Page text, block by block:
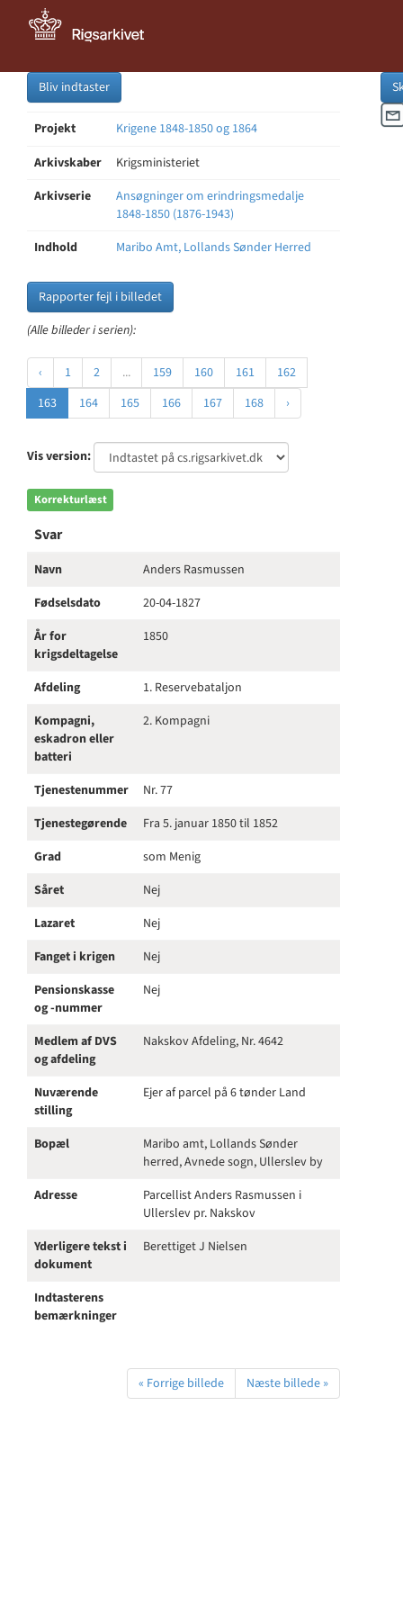
Bliv indtaster
Projekt
Krigene 1848-1850 og 1864
Arkivskaber
Krigsministeriet
Arkivserie
Ansøgninger om erindringsmedalje
1848-1850 (1876-1943)
Indhold
Maribo Amt, Lollands Sønder Herred
Rapporter fejl i billedet
(Alle billeder i serien):
‹ 1 2 ... 159 160 161
162
163
164 165 166 167 168 ›
Vis version:
Korrekturlæst
Svar
Navn
Anders Rasmussen
Fødselsdato
20-04-1827
År for
krigsdeltagelse
1850
Afdeling
1. Reservebataljon
Kompagni,
eskadron eller
batteri
2. Kompagni
Tjenestenummer
Nr. 77
Tjenestegørende
Fra 5. januar 1850 til 1852
Grad
som Menig
Såret
Nej
Lazaret
Nej
Fanget i krigen
Nej
Pensionskasse
og -nummer
Nej
Medlem af DVS
og afdeling
Nakskov Afdeling, Nr. 4642
Nuværende
stilling
Ejer af parcel på 6 tønder Land
Bopæl
Maribo amt, Lollands Sønder
herred, Avnede sogn, Ullerslev by
Adresse
Parcellist Anders Rasmussen i
Ullerslev pr. Nakskov
Yderligere tekst i
dokument
Berettiget J Nielsen
Indtasterens
bemærkninger
« Forrige billede Næste billede »